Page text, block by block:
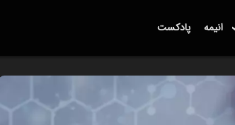
انیمه پادکست